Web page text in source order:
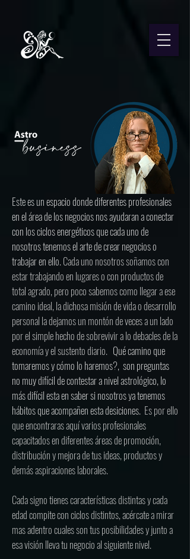
Este es un espacio donde diferentes profesionales
en el área de los negocios nos ayudaran a conectar
con los ciclos energéticos que cada uno de
nosotros tenemos el arte de crear negocios o
trabajar en ello.Cada uno nosotros soñamos con
estar trabajando en lugares o con productos de
total agrado, pero poco sabemos como llegar a ese
camino ideal, la dichosa misión de vida o desarrollo
personal la dejamos un montón de veces a un lado
por el simple hecho de sobrevivir a lo debacles de la
economía y el sustento diario. Qué camino que
tomaremos y cómo lo haremos?, son preguntas
no muy difícil de contestar a nivel astrológico, lo
más difícil esta en saber si nosotros ya tenemos
hábitos que acompañen esta desiciones. Es por ello
que encontraras aquí varios profesionales
capacitados en diferentes áreas de promoción,
distribución y mejora de tus ideas, productos y
demás aspiraciones laborales.
Cada signo tienes características distintas y cada
edad compite con ciclos distintos, acércate a mirar
mas adentro cuales son tus posibilidades y junto a
esa visión lleva tu negocio al siguiente nivel.